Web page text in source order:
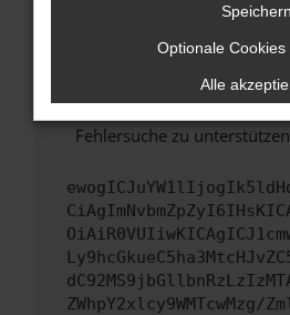
Wende dich an den
Wenn du alle oben
hast, kontaktiere uns bitte.
versuchen, das Problem zu
uns diesen Text schicken,
Fehlersuche zu
ZWhpY2xlcy9WMTcwMzg/
Speichern
Optionale Cookies
Alle